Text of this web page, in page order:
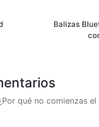
Balizas
qué no comienzas el